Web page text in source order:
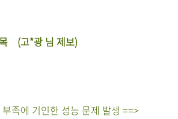
(고*광 님 제보)
족에 기인한 성능 문제 발생 ==>